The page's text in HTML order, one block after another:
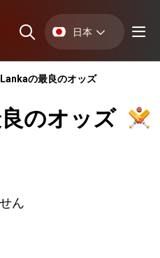
日本
の最良のオッズ
のオッズ
ん